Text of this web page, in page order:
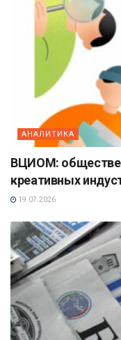
АНАЛИТИКА
ВЦИОМ:
креативных
19.07.2026